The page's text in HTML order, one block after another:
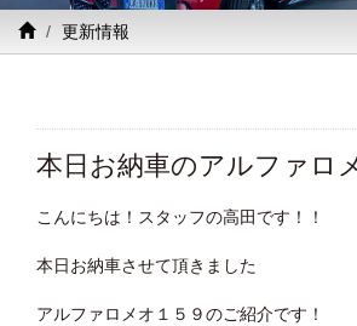
更新情報
本日お納車のアルファロ
こんにちは！スタッフの高田です！！
本日お納車させて頂きました
アルファロメオ１５９のご紹介です！